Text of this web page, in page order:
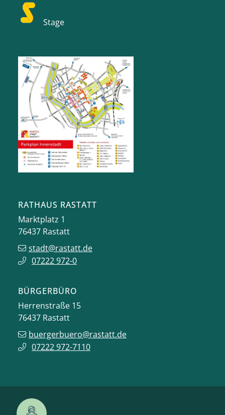
Stage
RATHAUS RASTATT
Marktplatz 1
76437 Rastatt
stadt@rastatt.de
07222 972-0
BÜRGERBÜRO
Herrenstraße 15
76437 Rastatt
buergerbuero@rastatt.de
07222 972-7110